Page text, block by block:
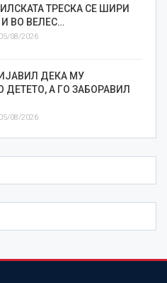
ТРЕСКА СЕ ШИРИ
ВО ВЕЛЕС…
05/08/2026
ДЕКА МУ
ДЕТЕТО, А ГО ЗАБОРАВИЛ
05/08/2026